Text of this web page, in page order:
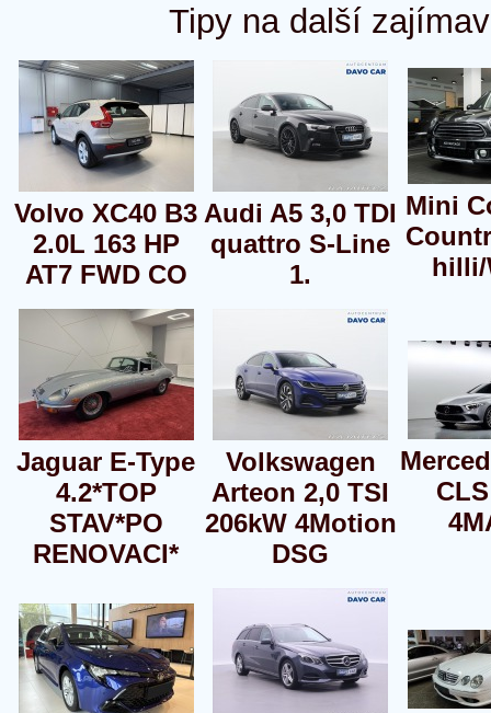
Tipy na další
Volvo XC40 B3
2.0L 163 HP
AT7 FWD CO
Audi A5 3,0 TDI
quattro S-Line
1.
Mini
hilli/
Jaguar E-Type
4.2*TOP
STAV*PO
RENOVACI*
Volkswagen
Arteon 2,0 TSI
206kW 4Motion
DSG